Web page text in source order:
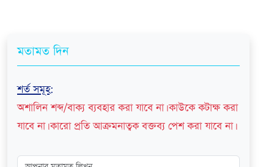
মতামত দিন
শর্ত সমূহ:
অশালিন শব্দ/বাক্য ব্যবহার করা যাবে না। কাউকে কটাক্ষ করা
যাবে না। কারো প্রতি আক্রমনাত্বক বক্তব্য পেশ করা যাবে না।